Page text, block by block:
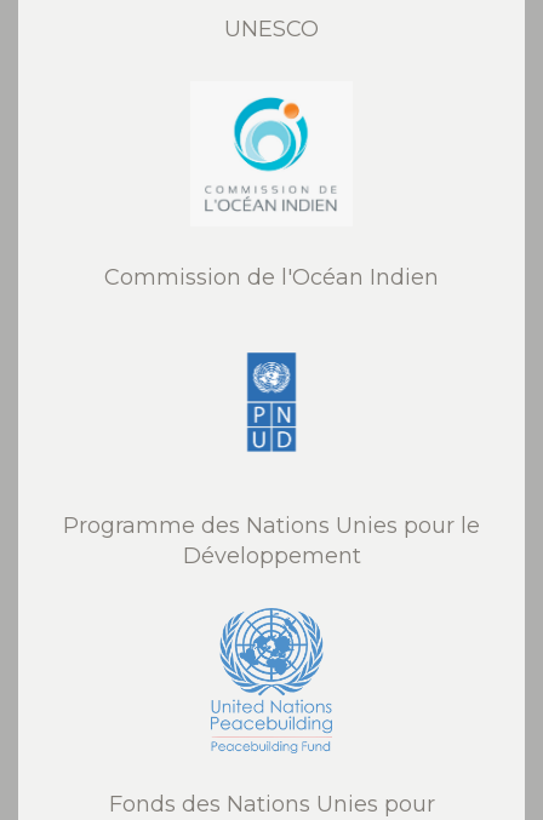
UNESCO
Commission de l'Océan Indien
Programme des Nations Unies pour le
Développement
Fonds des Nations Unies pour